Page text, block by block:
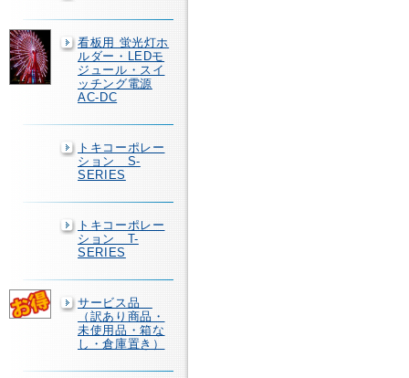
看板用 蛍光灯ホ
ルダー・LEDモ
ジュール・スイ
ッチング電源
AC-DC
トキコーポレー
ション S-
SERIES
トキコーポレー
ション T-
SERIES
サービス品
（訳あり商品・
未使用品・箱な
し・倉庫置き）